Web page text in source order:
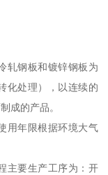
轧钢板和镀锌钢板为
化处理），以连续的
成的产品。
用年限根据环境大气
主要生产工序为：开